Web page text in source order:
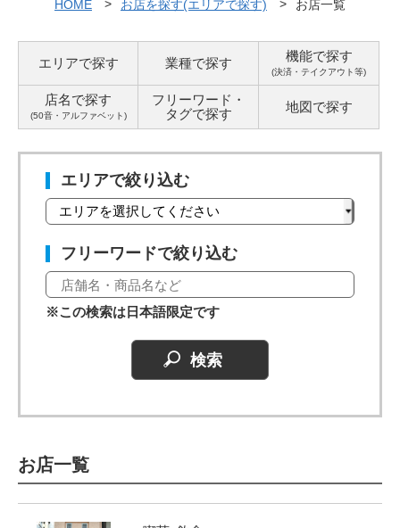
HOME お店を探す(エリアで探す) お店一覧
エリアで探す 業種で探す 機能で探す
(決済・テイクアウト等)
店名で探す
(50音・アルファベット)
フリーワード・
タグで探す 地図で探す
エリアで絞り込む
フリーワードで絞り込む
※この検索は日本語限定です
お店一覧